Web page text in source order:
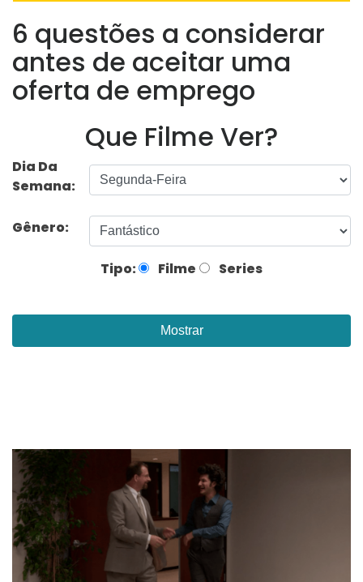
6 questões a considerar
antes de aceitar uma
oferta de emprego
Que Filme Ver?
Dia Da
Semana:
Gênero:
Tipo: Filme Series
Mostrar